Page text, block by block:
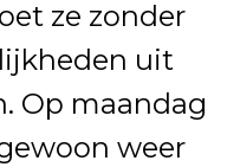
ze zonder
uit
Op maandag
weer